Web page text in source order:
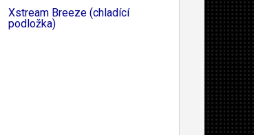
Xstream Breeze (chladící
podložka)